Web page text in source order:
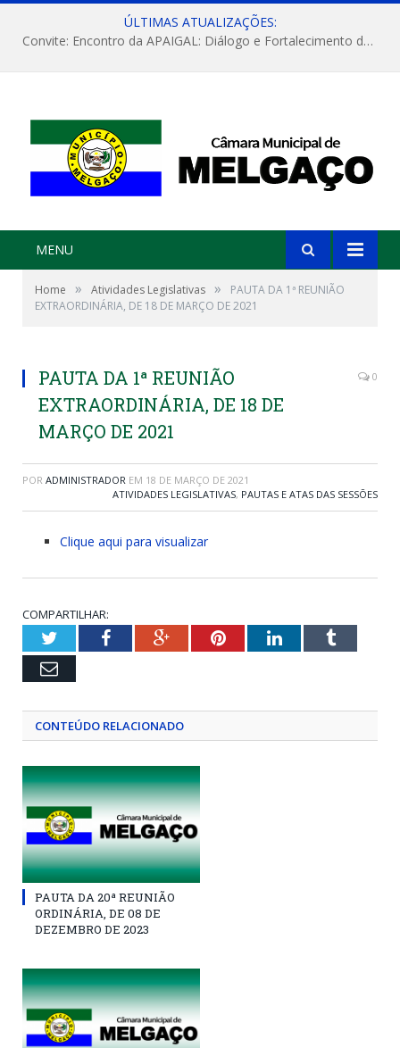
ÚLTIMAS ATUALIZAÇÕES:
Convite: Encontro da APAIGAL: Diálogo e Fortalecimento da Agricultura Familiar
MENU
Home » Atividades Legislativas »
PAUTA DA 1ª REUNIÃO
EXTRAORDINÁRIA, DE 18 DE MARÇO DE 2021
PAUTA DA 1ª REUNIÃO
EXTRAORDINÁRIA, DE 18 DE
MARÇO DE 2021
0
POR ADMINISTRADOR EM 18 DE MARÇO DE 2021
ATIVIDADES LEGISLATIVAS, PAUTAS E ATAS DAS SESSÕES
Clique aqui para visualizar
COMPARTILHAR:
TwitterFacebookGoogle+PinterestLinkedInTumblr
Email
CONTEÚDO RELACIONADO
PAUTA DA 20ª REUNIÃO
ORDINÁRIA, DE 08 DE
DEZEMBRO DE 2023